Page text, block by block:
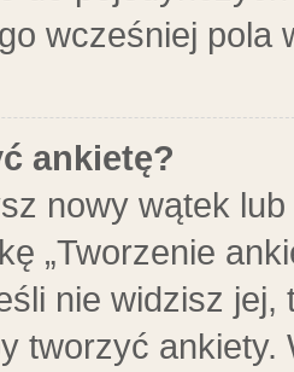
wcześniej pola
ankietę?
nowy wątek
„Tworzenie
nie widzisz
tworzyć ankiety.